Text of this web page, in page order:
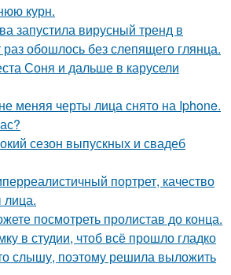
курн.
запустила вирусный тренд в
обошлось без слепящего глянца.
Соня и дальше в карусели
меняя черты лица снято на Iphone.
сезон выпускных и свадеб
портрет, качество
лица.
посмотреть пролистав до конца.
в студии, чтоб всё прошло гладко
слышу, поэтому решила выложить